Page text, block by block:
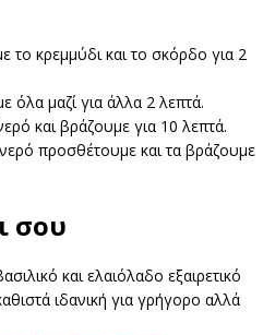
το κρεμμύδι και το σκόρδο για 2
όλα μαζί για άλλα 2 λεπτά.
και βράζουμε για 10 λεπτά.
προσθέτουμε και τα βράζουμε
σου
και ελαιόλαδο εξαιρετικό
ιδανική για γρήγορο αλλά